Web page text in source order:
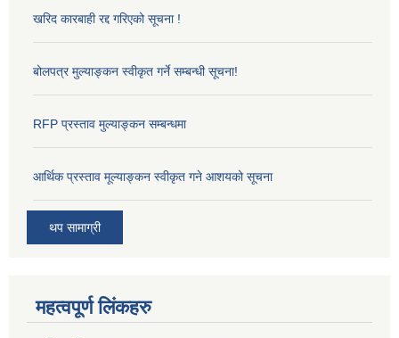
खरिद कारबाही रद्द गरिएको सूचना !
बोलपत्र मुल्याङ्कन स्वीकृत गर्ने सम्बन्धी सूचना!
RFP प्रस्ताव मुल्याङ्कन सम्बन्धमा
आर्थिक प्रस्ताव मूल्याङ्कन स्वीकृत गने आशयको सूचना
थप सामाग्री
महत्वपूर्ण लिंकहरु